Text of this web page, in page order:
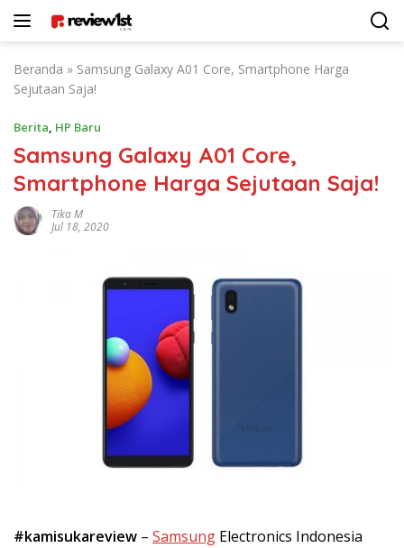
Beranda » Samsung Galaxy A01 Core, Smartphone Harga
Sejutaan Saja!
Berita, HP Baru
Samsung Galaxy A01 Core,
Smartphone Harga Sejutaan Saja!
Tika M
Jul 18, 2020
#kamisukareview – Samsung Electronics Indonesia